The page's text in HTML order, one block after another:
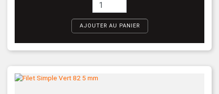
AJOUTER AU PANIER